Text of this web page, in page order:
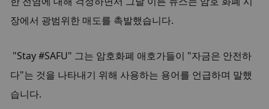
장에서 광범위한 매도를 촉발했습니다.
"Stay #SAFU" 그는 암호화폐 애호가들이 "자금은 안전하
다"는 것을 나타내기 위해 사용하는 용어를 언급하며 말했
습니다.